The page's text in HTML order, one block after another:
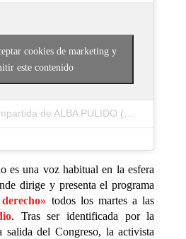
cookies de marketing y
este contenido
es una voz habitual en la esfera
dirige y presenta el programa
todos los martes a las
. Tras ser identificada por la
salida del Congreso, la activista